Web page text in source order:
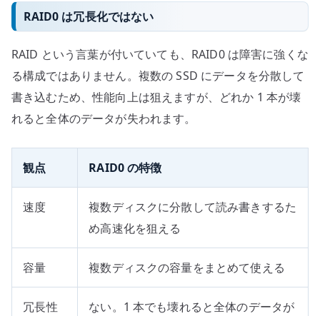
RAID0 は冗長化ではない
RAID という言葉が付いていても、RAID0 は障害に強くな
る構成ではありません。複数の SSD にデータを分散して
書き込むため、性能向上は狙えますが、どれか 1 本が壊
れると全体のデータが失われます。
観点 RAID0 の特徴
速度
複数ディスクに分散して読み書きするた
め高速化を狙える
容量 複数ディスクの容量をまとめて使える
冗長性
ない。1 本でも壊れると全体のデータが